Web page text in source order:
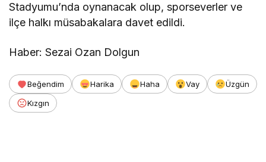
Stadyumu’nda oynanacak olup, sporseverler ve
ilçe halkı müsabakalara davet edildi.
Haber: Sezai Ozan Dolgun
Beğendim Harika Haha Vay
Üzgün
Kızgın